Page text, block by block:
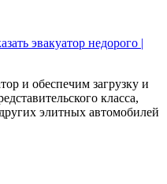
эвакуатор недорого |
и обеспечим загрузку и
класса,
элитных автомобилей